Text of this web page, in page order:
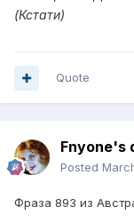
(Кстати)
Quote
Fnyone's
Posted
Фраза 893 из